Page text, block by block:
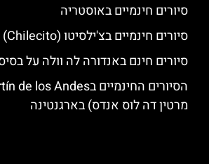
סיורים חינמיים באוסטריה
סיורים חינמיים בצ'ילסיטו (Chilecito) בארגנטינה
סיורים חינם באנדורה לה וולה על
מרטין דה לוס אנדס) בארגנטינה